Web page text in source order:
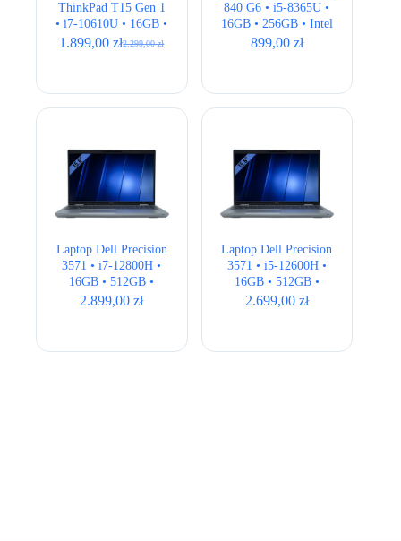
ThinkPad T15 Gen 1
• i7-10610U • 16GB •
512GB • Intel UHD •
2.299,00zł
Pierwotna
2.299,00 zł.
1.899,00zł
Aktualna
1.899,00 zł.
840 G6 • i5-8365U •
16GB • 256GB • Intel
UHD • 14,1″ Full HD
899,00 zł
Laptop Dell Precision
3571 • i7-12800H •
16GB • 512GB •
T600 4GB • 15,6″
2.899,00zł
Laptop Dell Precision
3571 • i5-12600H •
16GB • 512GB •
T600 4GB • 15,6″
2.699,00 zł